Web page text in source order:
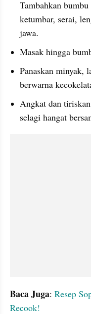
Tambahkan
ketumbar, serai,
jawa.
Masak hingga
Panaskan minyak,
berwarna
Angkat dan
selagi hangat
Baca Juga: Resep
Recook!